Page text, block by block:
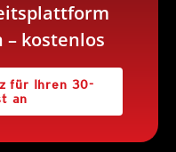
kostenlos
für Ihren 30-
an